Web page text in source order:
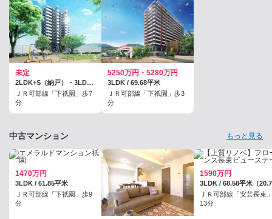
未定
2LDK+S（納戸）・3LDK / 64.67平米～73.05平米
ＪＲ可部線「下祇園」歩7
分
5250万円・5280万円
3LDK / 69.68平米
ＪＲ可部線「下祇園」歩3
分
中古マンション もっと見る
1470万円
3LDK / 61.85平米
ＪＲ可部線「下祇園」歩9
分
1590万円
ＪＲ可部線「安芸長束
13分